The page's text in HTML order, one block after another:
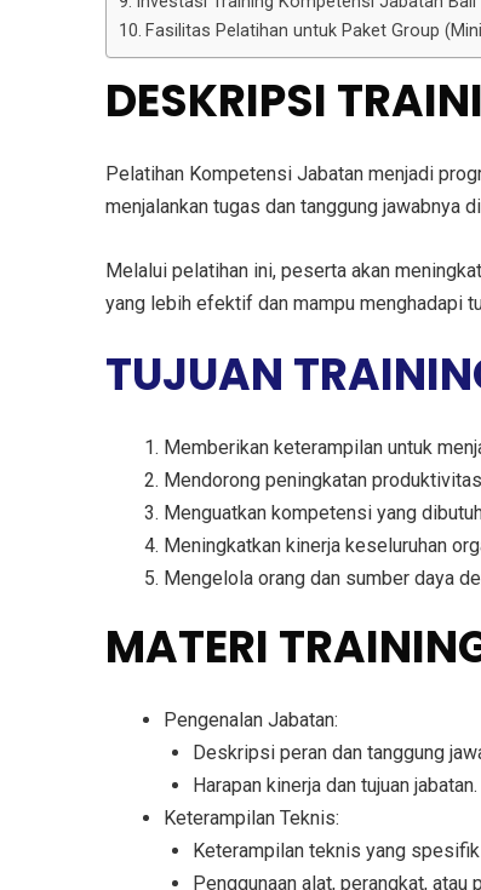
Fasilitas Pelatihan untuk Paket Group
DESKRIPSI
Pelatihan Kompetensi Jabatan menjadi
menjalankan tugas dan tanggung jawabnya
Melalui pelatihan ini, peserta akan
yang lebih efektif dan mampu menghadapi
TUJUAN
Memberikan keterampilan untuk
Mendorong peningkatan
Menguatkan kompetensi yang
Meningkatkan kinerja keseluruhan
Mengelola orang dan sumber daya
MATERI
Pengenalan Jabatan:
Deskripsi peran dan tanggung
Harapan kinerja dan tujuan jabatan.
Keterampilan Teknis:
Keterampilan teknis yang
Penggunaan alat, perangkat, atau